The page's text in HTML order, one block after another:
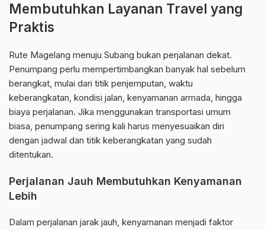
Membutuhkan Layanan Travel yang
Praktis
Rute Magelang menuju Subang bukan perjalanan dekat.
Penumpang perlu mempertimbangkan banyak hal sebelum
berangkat, mulai dari titik penjemputan, waktu
keberangkatan, kondisi jalan, kenyamanan armada, hingga
biaya perjalanan. Jika menggunakan transportasi umum
biasa, penumpang sering kali harus menyesuaikan diri
dengan jadwal dan titik keberangkatan yang sudah
ditentukan.
Perjalanan Jauh Membutuhkan Kenyamanan
Lebih
Dalam perjalanan jarak jauh, kenyamanan menjadi faktor